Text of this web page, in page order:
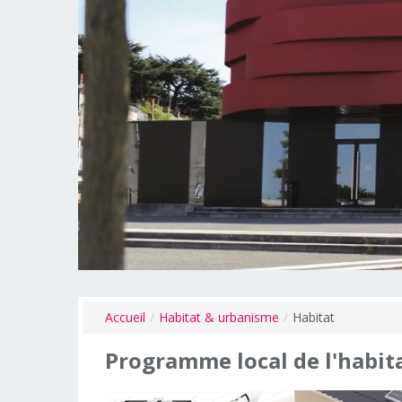
Accueil / Habitat & urbanisme / Habitat
Programme local de